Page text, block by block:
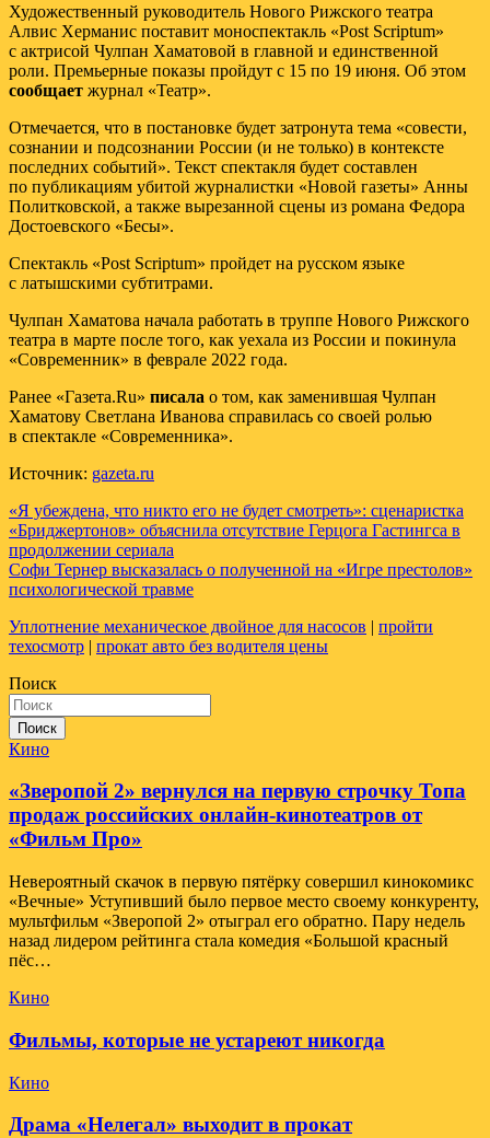
Художественный руководитель Нового Рижского театра
Алвис Херманис поставит моноспектакль «Post Scriptum»
с актрисой Чулпан Хаматовой в главной и единственной
роли. Премьерные показы пройдут с 15 по 19 июня. Об этом
сообщает журнал «Театр».
Отмечается, что в постановке будет затронута тема «совести,
сознании и подсознании России (и не только) в контексте
последних событий». Текст спектакля будет составлен
по публикациям убитой журналистки «Новой газеты» Анны
Политковской, а также вырезанной сцены из романа Федора
Достоевского «Бесы».
Спектакль «Post Scriptum» пройдет на русском языке
с латышскими субтитрами.
Чулпан Хаматова начала работать в труппе Нового Рижского
театра в марте после того, как уехала из России и покинула
«Современник» в феврале 2022 года.
Ранее «Газета.Ru» писала о том, как заменившая Чулпан
Хаматову Светлана Иванова справилась со своей ролью
в спектакле «Современника».
Источник: gazeta.ru
Навигация
по
записям
«Я убеждена, что никто его не будет смотреть»: сценаристка
«Бриджертонов» объяснила отсутствие Герцога Гастингса в
продолжении сериала
Софи Тернер высказалась о полученной на «Игре престолов»
психологической травме
Уплотнение механическое двойное для насосов | пройти
техосмотр | прокат авто без водителя цены
Поиск
Поиск
Кино
«Зверопой 2» вернулся на первую строчку Топа
продаж российских онлайн-кинотеатров от
«Фильм Про»
Невероятный скачок в первую пятёрку совершил кинокомикс
«Вечные» Уступивший было первое место своему конкуренту,
мультфильм «Зверопой 2» отыграл его обратно. Пару недель
назад лидером рейтинга стала комедия «Большой красный
пёс…
Кино
Фильмы, которые не устареют никогда
Кино
Драма «Нелегал» выходит в прокат